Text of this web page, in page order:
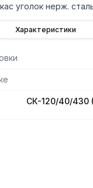
уголок нерж.
Характеристики
СК-120/40/430